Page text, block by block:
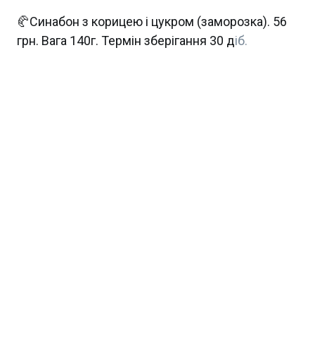
🥐Синабон з корицею і цукром (заморозка). 56
грн. Вага 140г. Термін зберігання 30 діб.